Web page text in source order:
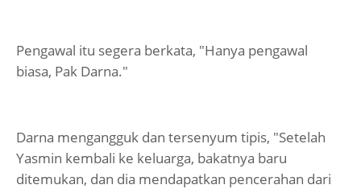
Pengawal itu segera berkata, "Hanya pengawal
biasa, Pak Darna."
Darna mengangguk dan tersenyum tipis, "Setelah
Yasmin kembali ke keluarga, bakatnya baru
ditemukan, dan dia mendapatkan pencerahan dari